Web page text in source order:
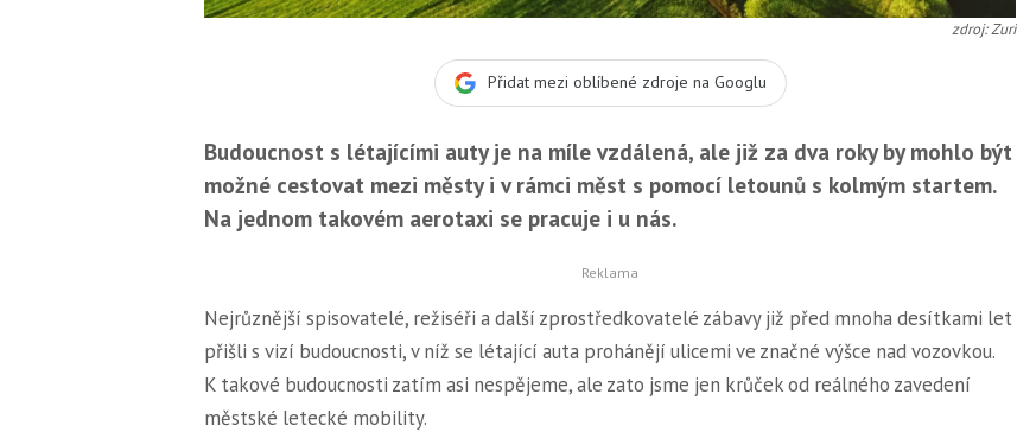
zdroj: Zuri
Přidat mezi oblíbené zdroje na Googlu
Budoucnost s létajícími auty je na míle vzdálená, ale již za dva roky by mohlo být
možné cestovat mezi městy i v rámci měst s pomocí letounů s kolmým startem.
Na jednom takovém aerotaxi se pracuje i u nás.
Nejrůznější spisovatelé, režiséři a další zprostředkovatelé zábavy již před mnoha desítkami let
přišli s vizí budoucnosti, v níž se létající auta prohánějí ulicemi ve značné výšce nad vozovkou.
K takové budoucnosti zatím asi nespějeme, ale zato jsme jen krůček od reálného zavedení
městské letecké mobility.